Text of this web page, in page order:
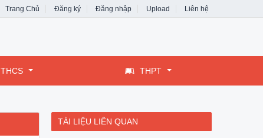
Trang Chủ Đăng ký Đăng nhập Upload Liên hệ
THCS THPT
TÀI LIỆU LIÊN QUAN